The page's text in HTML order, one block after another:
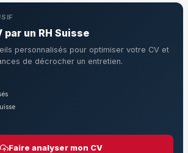
par un RH Suisse
personnalisés pour optimiser votre CV et
de décrocher un entretien.
Faire analyser mon CV